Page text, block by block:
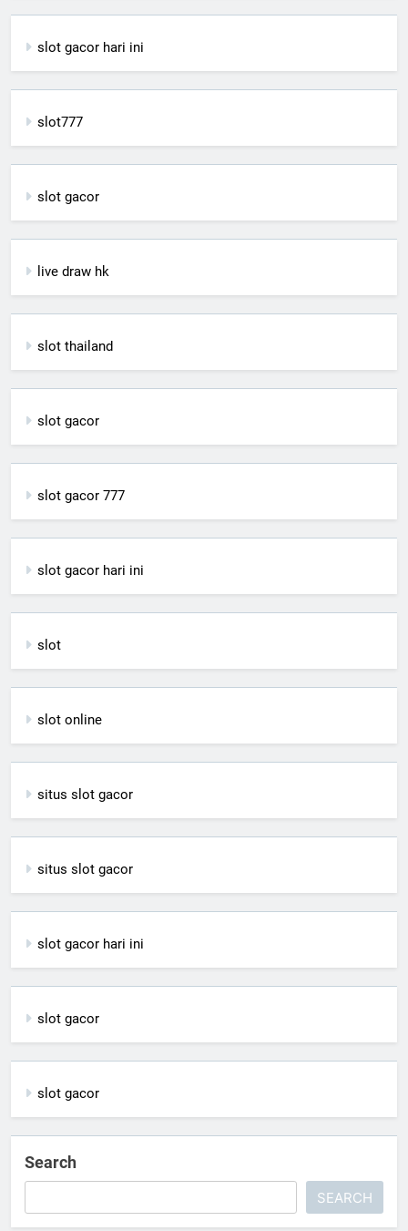
slot gacor hari ini
slot777
slot gacor
live draw hk
slot thailand
slot gacor
slot gacor 777
slot gacor hari ini
slot
slot online
situs slot gacor
situs slot gacor
slot gacor hari ini
slot gacor
slot gacor
Search
SEARCH